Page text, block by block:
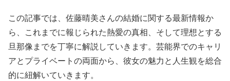
この記事では、佐藤晴美さんの結婚に関する最新情報か
ら、これまでに報じられた熱愛の真相、そして理想とする
旦那像までを丁寧に解説していきます。芸能界でのキャリ
アとプライベートの両面から、彼女の魅力と人生観を総合
的に紐解いていきます。